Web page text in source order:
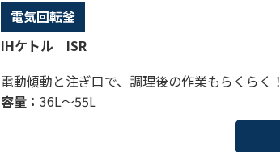
電気回転釜
IHケトル ISR
電動傾動と注ぎ口で、調理後の作業もらくらく！
容量： 36L～55L